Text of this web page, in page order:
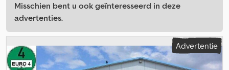
Misschien bent u ook geïnteresseerd in deze
advertenties.
Advertentie